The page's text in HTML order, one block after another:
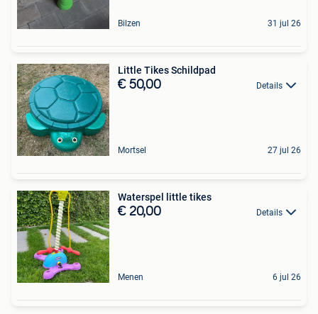
Bilzen 31 jul 26
Little Tikes Schildpad
€ 50,00 Details
Mortsel 27 jul 26
Waterspel little tikes
€ 20,00 Details
Menen 6 jul 26